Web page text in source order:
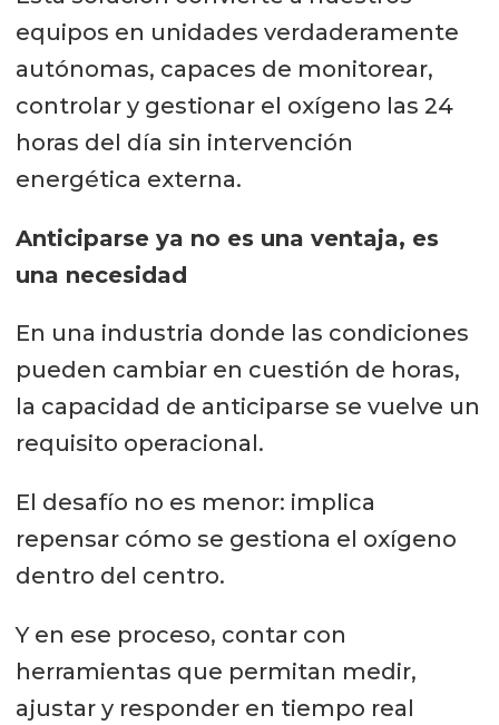
equipos en unidades verdaderamente
autónomas, capaces de monitorear,
controlar y gestionar el oxígeno las 24
horas del día sin intervención
energética externa.
Anticiparse ya no es una ventaja, es
una necesidad
En una industria donde las condiciones
pueden cambiar en cuestión de horas,
la capacidad de anticiparse se vuelve un
requisito operacional.
El desafío no es menor: implica
repensar cómo se gestiona el oxígeno
dentro del centro.
Y en ese proceso, contar con
herramientas que permitan medir,
ajustar y responder en tiempo real